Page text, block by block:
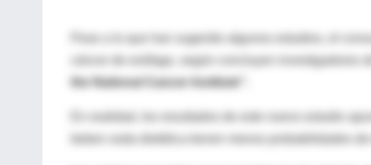
Pese a lo que han sugerido algunos estudios, el
cáncer de esófago, según concluyen investigadores
the National Cancer Institute".
En realidad, los resultados de este nuevo estudio
beben soda dietética tienen menos probabilidades